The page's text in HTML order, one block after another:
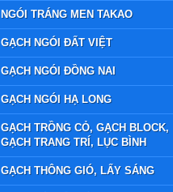
NGÓI TRÁNG MEN TAKAO
GẠCH NGÓI ĐẤT VIỆT
GẠCH NGÓI ĐỒNG NAI
GẠCH NGÓI HẠ LONG
GẠCH TRỒNG CỎ, GẠCH BLOCK,
GẠCH TRANG TRÍ, LỤC BÌNH
GẠCH THÔNG GIÓ, LẤY SÁNG